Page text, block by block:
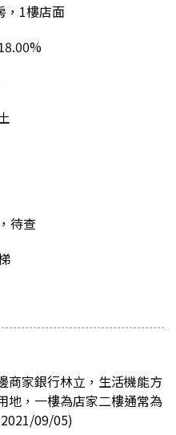
，1樓店面
待查
商家銀行林立，生活機能方
地，一樓為店家二樓通常為
09/05)